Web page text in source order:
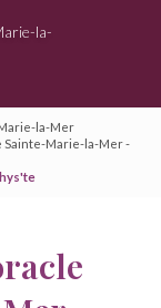
la-
la-Mer
Sainte-Marie-la-Mer -